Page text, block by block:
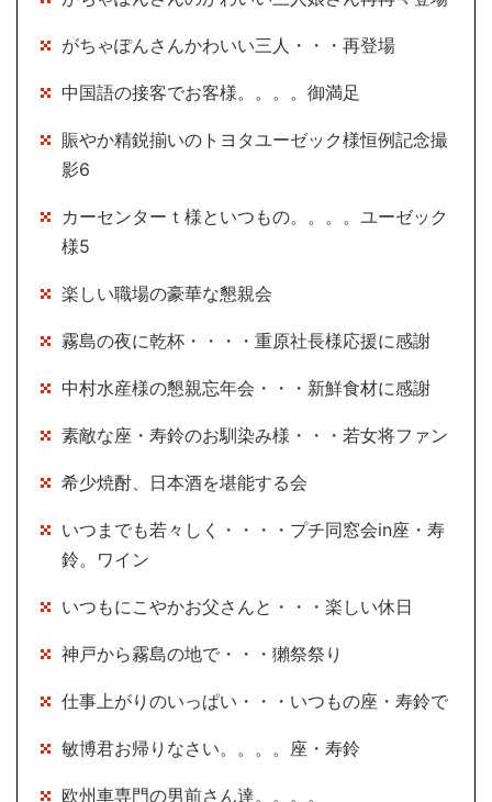
がちゃぽんさんかわいい三人・・・再登場
中国語の接客でお客様。。。。御満足
賑やか精鋭揃いのトヨタユーゼック様恒例記念撮
影6
カーセンターｔ様といつもの。。。。ユーゼック
様5
楽しい職場の豪華な懇親会
霧島の夜に乾杯・・・・重原社長様応援に感謝
中村水産様の懇親忘年会・・・新鮮食材に感謝
素敵な座・寿鈴のお馴染み様・・・若女将ファン
希少焼酎、日本酒を堪能する会
いつまでも若々しく・・・・プチ同窓会in座・寿
鈴。ワイン
いつもにこやかお父さんと・・・楽しい休日
神戸から霧島の地で・・・獺祭祭り
仕事上がりのいっぱい・・・いつもの座・寿鈴で
敏博君お帰りなさい。。。。座・寿鈴
欧州車専門の男前さん達。。。。